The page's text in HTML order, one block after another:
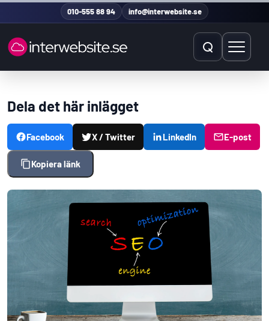
Hoppa till innehåll010-555 88 94 info@interwebsite.se
Öppna sökÖppna
Sök efter:
Dela det här inlägget
Facebook X / Twitter LinkedIn E-post
Kopiera länk